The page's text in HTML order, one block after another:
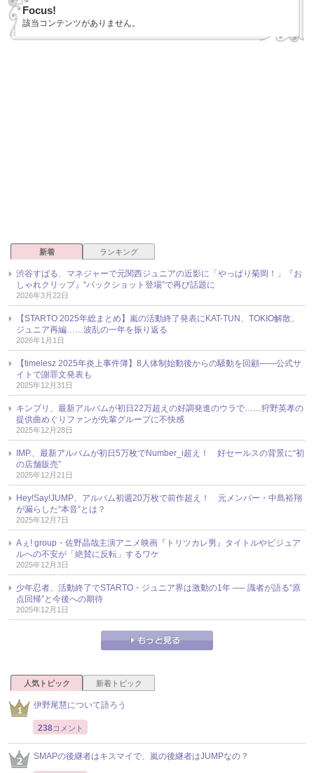
Focus!
該当コンテンツがありません。
新着 ランキング
渋谷すばる、マネジャーで元関西ジュニアの近影に「やっぱり菊岡！」『お
しゃれクリップ』“バックショット登場”で再び話題に
2026年3月22日
【STARTO 2025年総まとめ】嵐の活動終了発表にKAT-TUN、TOKIO解散、
ジュニア再編……波乱の一年を振り返る
2026年1月1日
【timelesz 2025年炎上事件簿】8人体制始動後からの騒動を回顧――公式サ
イトで謝罪文発表も
2025年12月31日
キンプリ、最新アルバムが初日22万超えの好調発進のウラで……狩野英孝の
提供曲めぐりファンが先輩グループに不快感
2025年12月28日
IMP.、最新アルバムが初日5万枚でNumber_i超え！ 好セールスの背景に“初
の店舗販売”
2025年12月21日
Hey!Say!JUMP、アルバム初週20万枚で前作超え！ 元メンバー・中島裕翔
が漏らした“本音”とは？
2025年12月7日
Aぇ! group・佐野晶哉主演アニメ映画『トリツカレ男』タイトルやビジュア
ルへの不安が「絶賛に反転」するワケ
2025年12月3日
少年忍者、活動終了でSTARTO・ジュニア界は激動の1年 ── 識者が語る“原
点回帰”と今後への期待
2025年12月1日
人気トピック 新着トピック
伊野尾慧について語ろう
238コメント
SMAPの後継者はキスマイで、嵐の後継者はJUMPなの？